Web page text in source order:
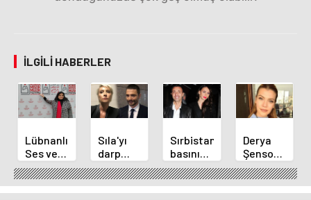
İLGILI HABERLER
Lübnanlı
Ses ve
Sinema
Sanatçısı
Jahida
Sıla'yı
darp
ettiği
iddia
edilen
Sırbistan
basınından
şoke
eden
Emina
Derya
Şensoy
önce
kızdı,
sonra